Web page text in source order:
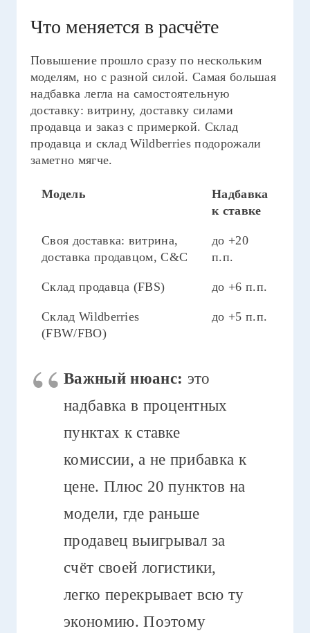
Что меняется в расчёте
Повышение прошло сразу по нескольким
моделям, но с разной силой. Самая большая
надбавка легла на самостоятельную
доставку: витрину, доставку силами
продавца и заказ с примеркой. Склад
продавца и склад Wildberries подорожали
заметно мягче.
Модель
Надбавка
к ставке
Своя доставка: витрина,
доставка продавцом, C&C
до +20
п.п.
Склад продавца (FBS) до +6 п.п.
Склад Wildberries
(FBW/FBO)
до +5 п.п.
Важный нюанс: это
надбавка в процентных
пунктах к ставке
комиссии, а не прибавка к
цене. Плюс 20 пунктов на
модели, где раньше
продавец выигрывал за
счёт своей логистики,
легко перекрывает всю ту
экономию. Поэтому